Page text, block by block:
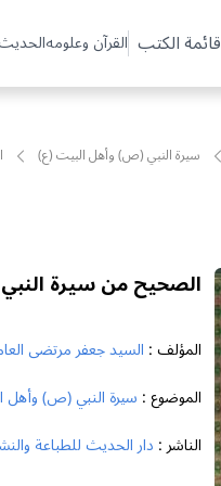
قائمة الكتب القرآن وعلومه
سيرة النبي (ص) وأهل البيت (ع)
الصحيح من سيرة النبي
المؤلف : السيد جعفر مرتضى
الموضوع : سيرة النبي (ص) وأهل
الناشر : دار الحديث للطباعة